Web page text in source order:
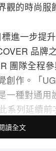
觀的時尚服
進一步提
品牌
團隊全程
創作。「
一種對通用
系列延續前
以「
性的設計和
讀全文